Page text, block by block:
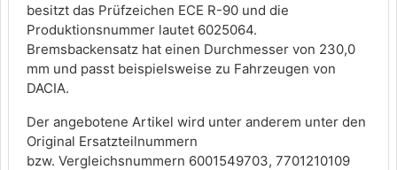
besitzt das Prüfzeichen ECE R-90 und die
Produktionsnummer lautet 6025064.
Bremsbackensatz hat einen Durchmesser von 230,0
mm und passt beispielsweise zu Fahrzeugen von
DACIA.
Der angebotene Artikel wird unter anderem unter den
Original Ersatzteilnummern
bzw. Vergleichsnummern 6001549703, 7701210109